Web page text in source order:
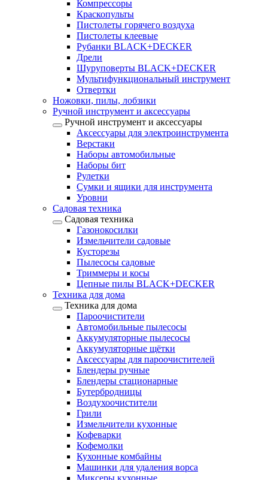
Компрессоры
Краскопульты
Пистолеты горячего воздуха
Пистолеты клеевые
Рубанки BLACK+DECKER
Дрели
Шуруповерты BLACK+DECKER
Мультифункциональный инструмент
Отвертки
Ножовки, пилы, лобзики
Ручной инструмент и аксессуары
Ручной инструмент и аксессуары
Аксессуары для электроинструмента
Верстаки
Наборы автомобильные
Наборы бит
Рулетки
Сумки и ящики для инструмента
Уровни
Садовая техника
Садовая техника
Газонокосилки
Измельчители садовые
Кусторезы
Пылесосы садовые
Триммеры и косы
Цепные пилы BLACK+DECKER
Техника для дома
Техника для дома
Пароочистители
Автомобильные пылесосы
Аккумуляторные пылесосы
Аккумуляторные щётки
Аксессуары для пароочистителей
Блендеры ручные
Блендеры стационарные
Бутербродницы
Воздухоочистители
Грили
Измельчители кухонные
Кофеварки
Кофемолки
Кухонные комбайны
Машинки для удаления ворса
Миксеры кухонные